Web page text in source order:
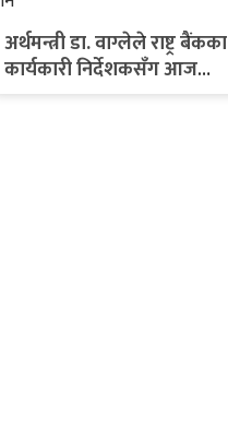
अर्थमन्त्री डा. वाग्लेले राष्ट्र बैंकका
कार्यकारी निर्देशकसँग आज